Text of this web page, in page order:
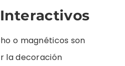
o magnéticos son
la decoración